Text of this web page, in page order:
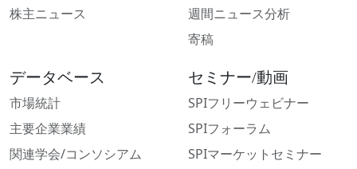
株主ニュース
週間ニュース分析
寄稿
データベース
市場統計
主要企業業績
関連学会/コンソシアム
セミナー/動画
SPIフリーウェビナー
SPIフォーラム
SPIマーケットセミナー